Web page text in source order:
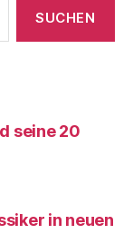
seine 20
in neuen